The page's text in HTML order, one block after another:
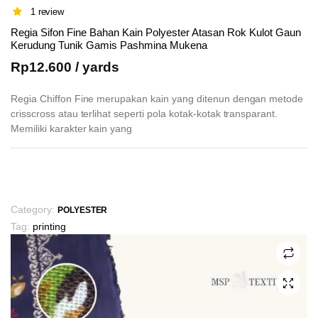
1 review
Regia Sifon Fine Bahan Kain Polyester Atasan Rok Kulot Gaun
Kerudung Tunik Gamis Pashmina Mukena
Rp12.600 / yards
Regia Chiffon Fine merupakan kain yang ditenun dengan metode
crisscross atau terlihat seperti pola kotak-kotak transparant.
Memiliki karakter kain yang
has
multiple
variants.
The
options
may
be
Category: POLYESTER
Tag: printing